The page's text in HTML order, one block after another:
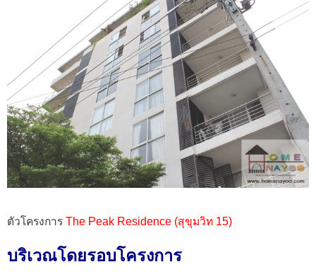
ตัวโครงการ The Peak Residence (สุขุมวิท 15)
บริเวณโดยรอบโครงการ